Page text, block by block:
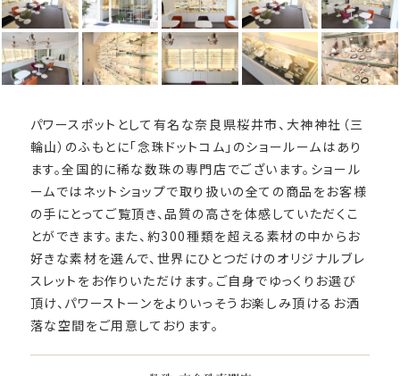
パワースポットとして有名な奈良県桜井市、大神神社（三
輪山）のふもとに「念珠ドットコム」のショールームはあり
ます。全国的に稀な数珠の専門店でございます。ショール
ームではネットショップで取り扱いの全ての商品をお客様
の手にとってご覧頂き、品質の高さを体感していただくこ
とができます。また、約300種類を超える素材の中からお
好きな素材を選んで、世界にひとつだけのオリジナルブレ
スレットをお作りいただけます。ご自身でゆっくりお選び
頂け、パワーストーンをよりいっそうお楽しみ頂けるお洒
落な空間をご用意しております。